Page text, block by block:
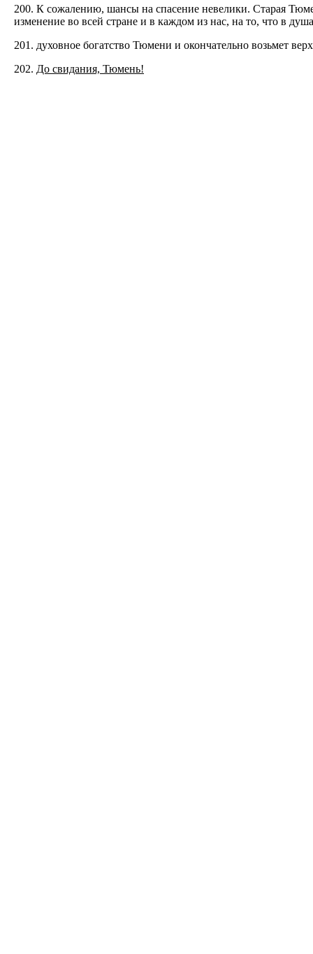
200. К сожалению, шансы на спасение невелики. Старая
изменение во всей стране и в каждом из нас, на то, что в
201. духовное богатство Тюмени и окончательно возьмет
202. До свидания, Тюмень!